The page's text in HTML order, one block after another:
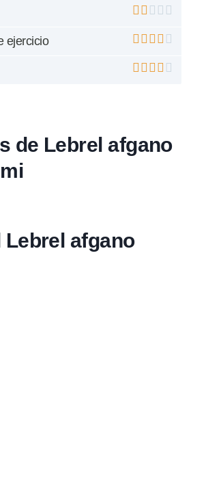
ejercicio
de Lebrel afgano
Lebrel afgano